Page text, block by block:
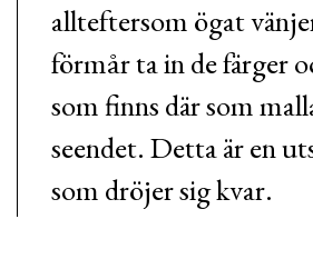
allteftersom ögat
förmår ta in de färger
som finns där som
seendet. Detta är en
som dröjer sig kvar.